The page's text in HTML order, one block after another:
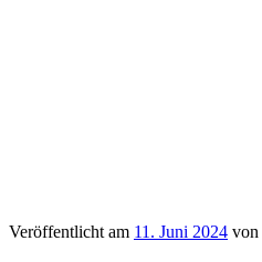
Veröffentlicht am 11. Juni 2024 von